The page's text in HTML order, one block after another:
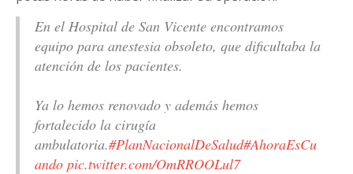
En el Hospital de San Vicente encontramos
equipo para anestesia obsoleto, que dificultaba la
atención de los pacientes.
Ya lo hemos renovado y además hemos
fortalecido la cirugía
ambulatoria.#PlanNacionalDeSalud#AhoraEsCu
ando pic.twitter.com/OmRROOLul7